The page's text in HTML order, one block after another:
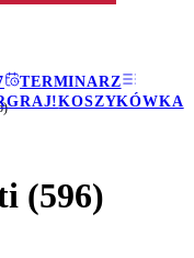
TERMINARZ
GRAJ!KOSZYKÓWKA
(596)